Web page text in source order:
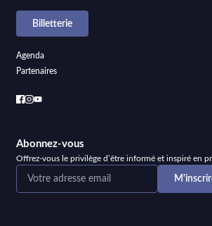
Billetterie
Agenda
Partenaires
Abonnez-vous
Offrez-vous le privilège d’être informé et inspiré en